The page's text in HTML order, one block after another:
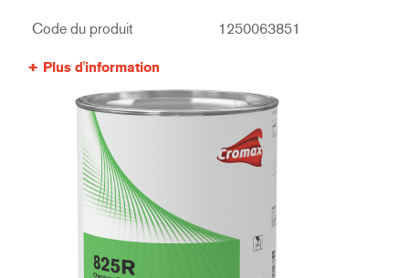
Code du produit 1250063851
Plus d'information